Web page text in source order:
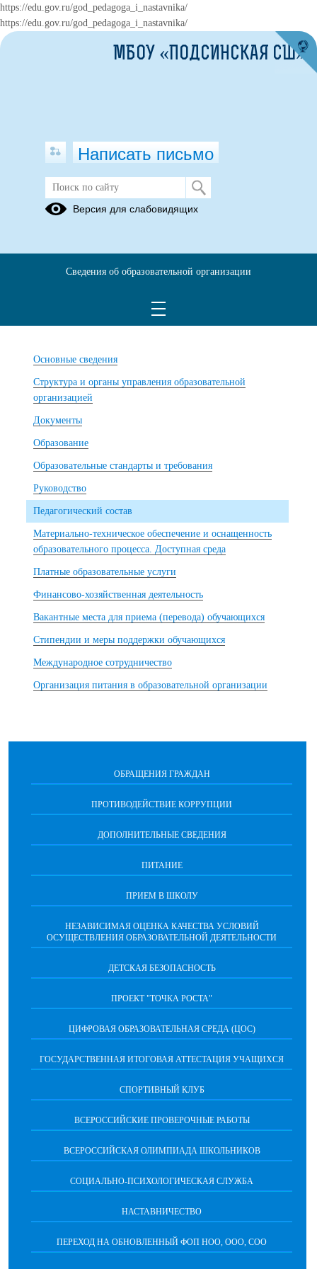
https://edu.gov.ru/god_pedagoga_i_nastavnika/
https://edu.gov.ru/god_pedagoga_i_nastavnika/
Все образовательные программы
Педагогичесий состав на 2025-2026 учебный год.docx
Основные сведения
Структура и органы управления образовательной
организацией
Документы
Образование
Образовательные стандарты и требования
Руководство
Педагогический состав
Материально-техническое обеспечение и оснащенность
образовательного процесса. Доступная среда
Платные образовательные услуги
Финансово-хозяйственная деятельность
Вакантные места для приема (перевода) обучающихся
Стипендии и меры поддержки обучающихся
Международное сотрудничество
Организация питания в образовательной организации
ОБРАЩЕНИЯ ГРАЖДАН
ПРОТИВОДЕЙСТВИЕ КОРРУПЦИИ
ДОПОЛНИТЕЛЬНЫЕ СВЕДЕНИЯ
ПИТАНИЕ
ПРИЕМ В ШКОЛУ
НЕЗАВИСИМАЯ ОЦЕНКА КАЧЕСТВА УСЛОВИЙ
ОСУЩЕСТВЛЕНИЯ ОБРАЗОВАТЕЛЬНОЙ ДЕЯТЕЛЬНОСТИ
ДЕТСКАЯ БЕЗОПАСНОСТЬ
ПРОЕКТ "ТОЧКА РОСТА"
ЦИФРОВАЯ ОБРАЗОВАТЕЛЬНАЯ СРЕДА (ЦОС)
ГОСУДАРСТВЕННАЯ ИТОГОВАЯ АТТЕСТАЦИЯ УЧАЩИХСЯ
СПОРТИВНЫЙ КЛУБ
ВСЕРОССИЙСКИЕ ПРОВЕРОЧНЫЕ РАБОТЫ
ВСЕРОССИЙСКАЯ ОЛИМПИАДА ШКОЛЬНИКОВ
СОЦИАЛЬНО-ПСИХОЛОГИЧЕСКАЯ СЛУЖБА
НАСТАВНИЧЕСТВО
ПЕРЕХОД НА ОБНОВЛЕННЫЙ ФОП НОО, ООО, СОО
МБОУ «ПОДСИНСКАЯ СШ»
Написать письмо
Версия для слабовидящих
Сведения об образовательной организации